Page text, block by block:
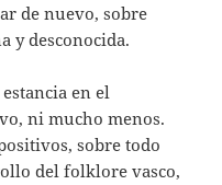
de nuevo, sobre
y desconocida.
en el
ni mucho menos.
sobre todo
del folklore vasco,